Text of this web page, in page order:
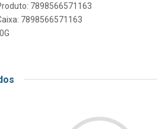
7898566571163
7898566571163